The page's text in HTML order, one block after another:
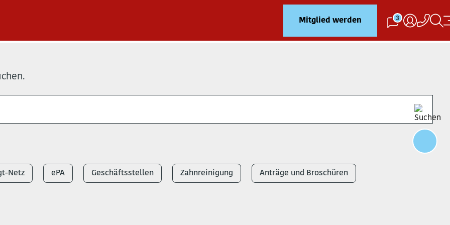
Mitglied werden 3
Netz ePA Geschäftsstellen Zahnreinigung Anträge und Broschüren